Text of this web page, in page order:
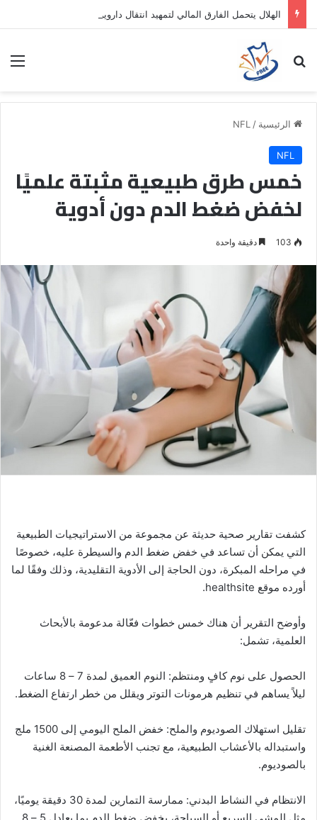
بحث عن
الرئيسية /
NFL
NFL
خمس طرق طبيعية مثبتة علميًا
لخفض ضغط الدم دون أدوية
103 دقيقة واحدة
كشفت تقارير صحية حديثة عن مجموعة من الاستراتيجيات الطبيعية
التي يمكن أن تساعد في خفض ضغط الدم والسيطرة عليه، خصوصًا
في مراحله المبكرة، دون الحاجة إلى الأدوية التقليدية، وذلك وفقًا لما
أورده موقع healthsite.
وأوضح التقرير أن هناك خمس خطوات فعّالة مدعومة بالأبحاث
العلمية، تشمل:
الحصول على نوم كافٍ ومنتظم: النوم العميق لمدة 7 – 8 ساعات
ليلاً يساهم في تنظيم هرمونات التوتر ويقلل من خطر ارتفاع الضغط.
تقليل استهلاك الصوديوم والملح: خفض الملح اليومي إلى 1500 ملج
واستبداله بالأعشاب الطبيعية، مع تجنب الأطعمة المصنعة الغنية
بالصوديوم.
الانتظام في النشاط البدني: ممارسة التمارين لمدة 30 دقيقة يوميًا،